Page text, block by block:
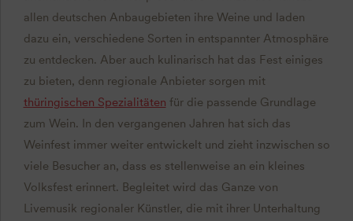
allen deutschen Anbaugebieten ihre Weine und laden
dazu ein, verschiedene Sorten in entspannter Atmosphäre
zu entdecken. Aber auch kulinarisch hat das Fest einiges
zu bieten, denn regionale Anbieter sorgen mit
thüringischen Spezialitäten für die passende Grundlage
zum Wein. In den vergangenen Jahren hat sich das
Weinfest immer weiter entwickelt und zieht inzwischen so
viele Besucher an, dass es stellenweise an ein kleines
Volksfest erinnert. Begleitet wird das Ganze von
Livemusik regionaler Künstler, die mit ihrer Unterhaltung